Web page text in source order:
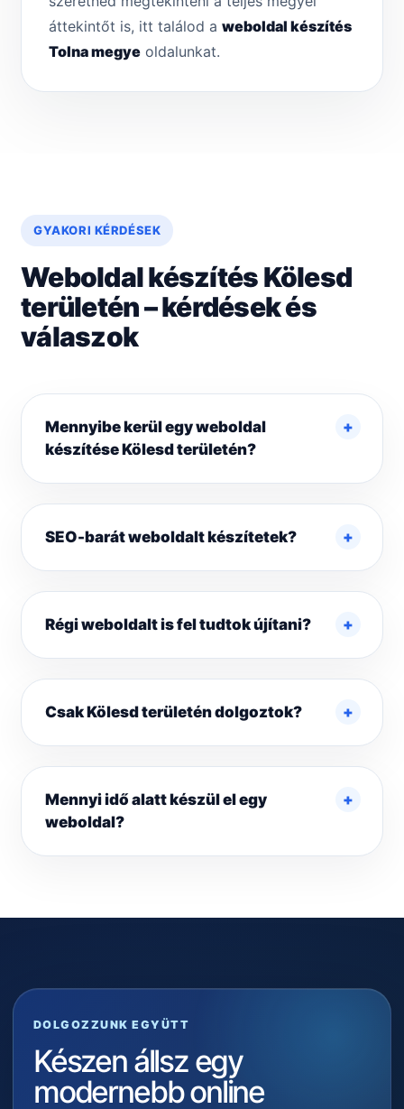
áttekintőt is, itt találod a weboldal készítés
Tolna megye oldalunkat.
GYAKORI KÉRDÉSEK
Weboldal készítés Kölesd
területén – kérdések és
válaszok
Mennyibe kerül egy weboldal
készítése Kölesd területén?
SEO-barát weboldalt készítetek?
Régi weboldalt is fel tudtok újítani?
Csak Kölesd területén dolgoztok?
Mennyi idő alatt készül el egy
weboldal?
DOLGOZZUNK EGYÜTT
Készen állsz egy
modernebb online